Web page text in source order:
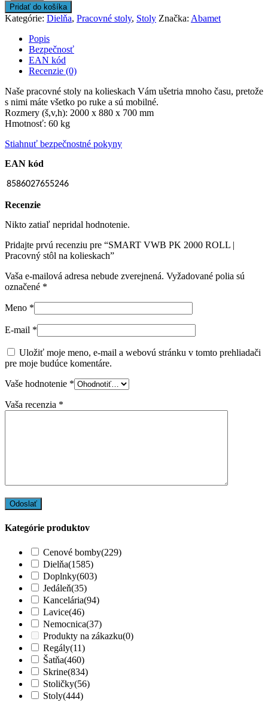
Pridať do košíka
Kategórie: Dielňa, Pracovné stoly, Stoly Značka: Abamet
Popis
Bezpečnosť
EAN kód
Recenzie (0)
Naše pracovné stoly na kolieskach Vám ušetria mnoho času, pretože
s nimi máte všetko po ruke a sú mobilné.
Rozmery (š,v,h): 2000 x 880 x 700 mm
Hmotnosť: 60 kg
Stiahnuť bezpečnostné pokyny
EAN kód
8586027655246
Recenzie
Nikto zatiaľ nepridal hodnotenie.
Pridajte prvú recenziu pre “SMART VWB PK 2000 ROLL |
Pracovný stôl na kolieskach”
Vaša e-mailová adresa nebude zverejnená. Vyžadované polia sú
označené *
Meno *
E-mail *
Uložiť moje meno, e-mail a webovú stránku v tomto prehliadači
pre moje budúce komentáre.
Vaše hodnotenie *
Vaša recenzia *
Kategórie produktov
Cenové bomby(229)
Dielňa(1585)
Doplnky(603)
Jedáleň(35)
Kancelária(94)
Lavice(46)
Nemocnica(37)
Produkty na zákazku(0)
Regály(11)
Šatňa(460)
Skrine(834)
Stoličky(56)
Stoly(444)